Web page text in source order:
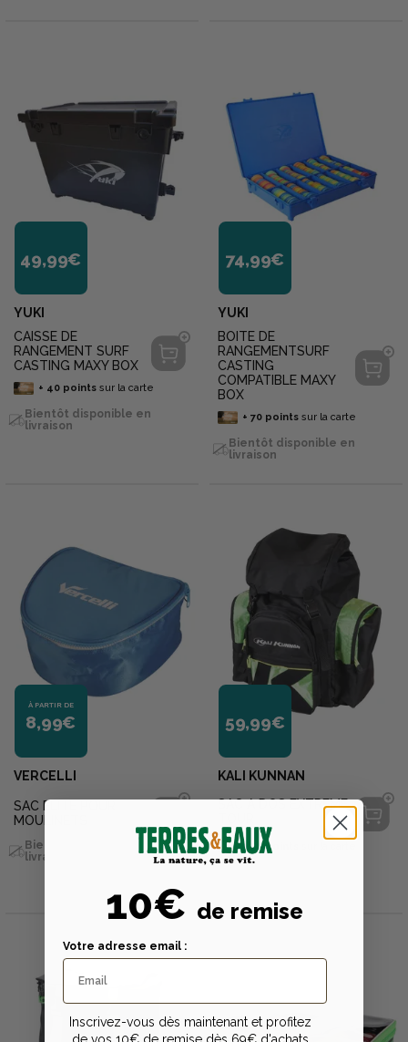
49,99€
YUKI
CAISSE DE
RANGEMENT SURF
CASTING MAXY BOX
+ 40pointssur la carte
Bientôt disponible en
livraison
74,99€
YUKI
BOITE DE
RANGEMENTSURF
CASTING
COMPATIBLE MAXY
BOX
+ 70pointssur la carte
Bientôt disponible en
livraison
À PARTIR DE
8,99€
VERCELLI
SAC ELITE POUR
MOULINETS
Bientôt disponible en
livraison
59,99€
KALI KUNNAN
SAC A DOS EXTREME
+ 50points
10€ de remise
Votre adresse email :
Inscrivez-vous dès maintenant et profitez